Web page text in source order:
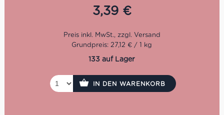
3,39 €
Grundpreis: 27,12 € / 1 kg
133 auf Lager
IN DEN WARENKORB